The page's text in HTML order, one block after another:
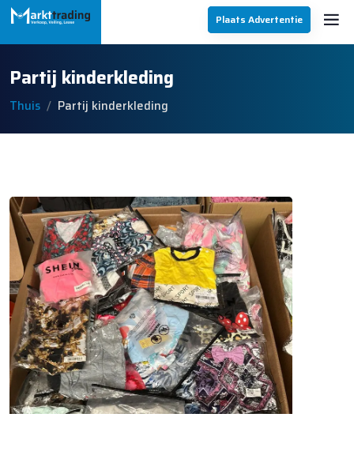
Plaats Advertentie
Partij kinderkleding
Thuis Partij kinderkleding